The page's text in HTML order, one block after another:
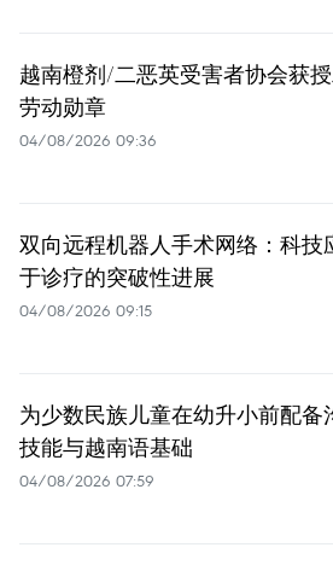
越南橙剂/二恶英受害者协会获
劳动勋章
04/08/2026 09:36
双向远程机器人手术网络：科技
于诊疗的突破性进展
04/08/2026 09:15
为少数民族儿童在幼升小前配备
技能与越南语基础
04/08/2026 07:59